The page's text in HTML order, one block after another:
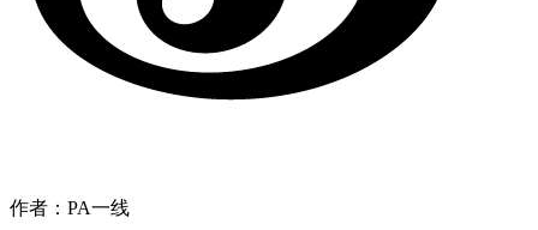
作者：PA一线